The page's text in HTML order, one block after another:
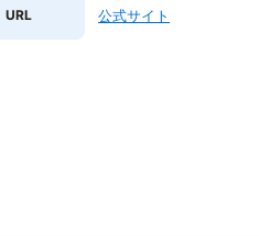
URL 公式サイト